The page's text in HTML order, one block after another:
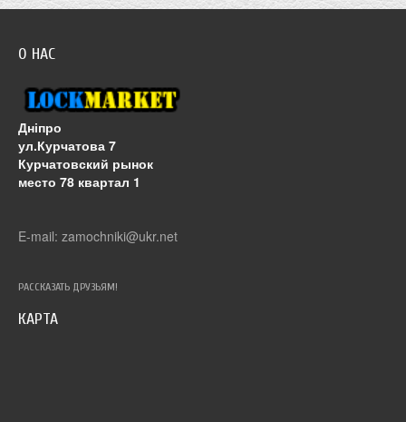
О НАС
Дніпро
ул.Курчатова 7
Курчатовский рынок
место 78 квартал 1
E-mail: zamochniki@ukr.net
РАССКАЗАТЬ ДРУЗЬЯМ!
КАРТА